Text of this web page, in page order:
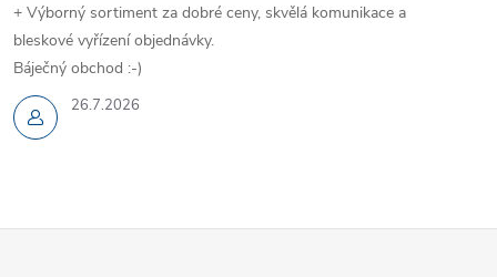
26.7.2026
+ Výborný sortiment za dobré ceny, skvělá komunikace a
bleskové vyřízení objednávky.
Báječný obchod :-)